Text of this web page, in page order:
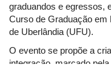
graduandos e egressos,
Curso de Graduação em
de Uberlândia (UFU).
O evento se propõe a
integração, marcado